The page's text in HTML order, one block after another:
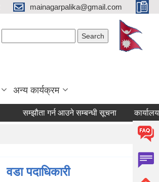
mainagarpalika@gmail.com
अन्य कार्यक्रम
सम्झौता गर्न आउने सम्बन्धी सूचना कार्यालय
वडा पदाधिकारी